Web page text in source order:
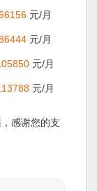
元/月
元/月
元/月
元/月
感谢您的支